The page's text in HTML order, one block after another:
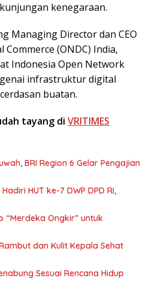
kenegaraan.
Managing Director dan CEO
(ONDC) India,
Indonesia Open Network
infrastruktur digital
buatan.
tayang di VRITIMES
BRI Region 6 Gelar Pengajian
HUT ke-7 DWP DPD RI,
“Merdeka Ongkir” untuk
dan Kulit Kepala Sehat
Sesuai Rencana Hidup